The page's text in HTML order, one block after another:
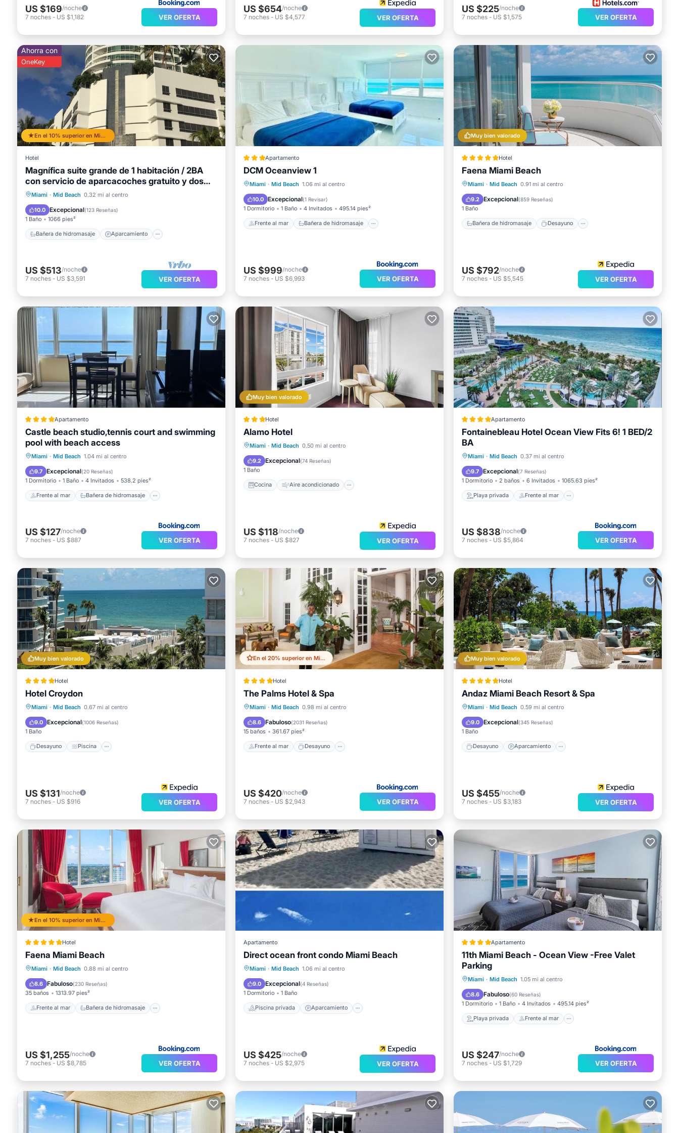
US $169/noche
7 noches - US $1,182 VER OFERTA
US $654/noche
7 noches - US $4,577 VER OFERTA
US $225/noche
7 noches - US $1,575 VER OFERTA
En el 10% superior en Mid Beach
Ahorra con
OneKey
Hotel
Magnífica suite grande de 1 habitación / 2BA
con servicio de aparcacoches gratuito y dos
pases de spa
Miami · Mid Beach 0.32 mi al centro
10.0 Excepcional(123 Reseñas)
1 Baño 1066 pies²
Bañera de hidromasaje Aparcamiento
Bañera de hidromasaje
Piscina
Spa
US $513/noche
7 noches - US $3,591 VER OFERTA
Apartamento
DCM Oceanview 1
Miami · Mid Beach 1.06 mi al centro
10.0 Excepcional(1 Revisar)
1 Dormitorio 1 Baño 4 Invitados 495.14 pies²
Frente al mar Bañera de hidromasaje
Frente al mar
Bañera de hidromasaje
Aparcamiento
US $999/noche
7 noches - US $6,993 VER OFERTA
Muy bien valorado
Hotel
Faena Miami Beach
Miami · Mid Beach 0.91 mi al centro
9.2 Excepcional(859 Reseñas)
1 Baño
Bañera de hidromasaje Desayuno
Bañera de hidromasaje
Aparcamiento
Piscina
US $792/noche
7 noches - US $5,545 VER OFERTA
Apartamento
Castle beach studio,tennis court and swimming
pool with beach access
Miami · Mid Beach 1.04 mi al centro
9.7 Excepcional(20 Reseñas)
1 Dormitorio 1 Baño 4 Invitados 538.2 pies²
Frente al mar Bañera de hidromasaje
Frente al mar
Bañera de hidromasaje
Desayuno
Aparcamiento
US $127/noche
7 noches - US $887 VER OFERTA
Muy bien valorado
Hotel
Alamo Hotel
Miami · Mid Beach 0.50 mi al centro
9.2 Excepcional(74 Reseñas)
1 Baño
Cocina Aire acondicionado
Cocina Aire acondicionado
Apto para niños
US $118/noche
7 noches - US $827 VER OFERTA
Apartamento
Fontainebleau Hotel Ocean View Fits 6! 1 BED/2
BA
Miami · Mid Beach 0.37 mi al centro
9.7 Excepcional(7 Reseñas)
1 Dormitorio 2 baños 6 Invitados 1065.63 pies²
Playa privada Frente al mar
Playa privada
Frente al mar
Bañera de hidromasaje
US $838/noche
7 noches - US $5,864 VER OFERTA
Muy bien valorado
Hotel
Hotel Croydon
Miami · Mid Beach 0.67 mi al centro
9.0 Excepcional(1006 Reseñas)
1 Baño
Desayuno Piscina
Desayuno Piscina
Balcón/Terraza
US $131/noche
7 noches - US $916 VER OFERTA
En el 20% superior en Mid Beach
Hotel
The Palms Hotel & Spa
Miami · Mid Beach 0.98 mi al centro
8.6 Fabuloso(2031 Reseñas)
15 baños 361.67 pies²
Frente al mar Desayuno
Frente al mar
Desayuno
Estación de carga para vehículos eléctricos
Aparcamiento
US $420/noche
7 noches - US $2,943 VER OFERTA
Muy bien valorado
Hotel
Andaz Miami Beach Resort & Spa
Miami · Mid Beach 0.59 mi al centro
9.0 Excepcional(345 Reseñas)
1 Baño
Desayuno Aparcamiento
Desayuno Aparcamiento
Spa
US $455/noche
7 noches - US $3,183 VER OFERTA
En el 10% superior en Mid Beach
Hotel
Faena Miami Beach
Miami · Mid Beach 0.88 mi al centro
8.6 Fabuloso(230 Reseñas)
35 baños 1313.97 pies²
Frente al mar Bañera de hidromasaje
Frente al mar
Bañera de hidromasaje
Desayuno
Aparcamiento
US $1,255/noche
7 noches - US $8,785 VER OFERTA
Apartamento
Direct ocean front condo Miami Beach
Miami · Mid Beach 1.06 mi al centro
9.0 Excepcional(4 Reseñas)
1 Dormitorio 1 Baño
Piscina privada Aparcamiento
Piscina privada
Aparcamiento
Piscina
Vista al mar
US $425/noche
7 noches - US $2,975 VER OFERTA
Apartamento
11th Miami Beach - Ocean View -Free Valet
Parking
Miami · Mid Beach 1.05 mi al centro
8.6 Fabuloso(60 Reseñas)
1 Dormitorio 1 Baño 4 Invitados 495.14 pies²
Playa privada Frente al mar
Playa privada
Frente al mar
Bañera de hidromasaje
US $247/noche
7 noches - US $1,729 VER OFERTA